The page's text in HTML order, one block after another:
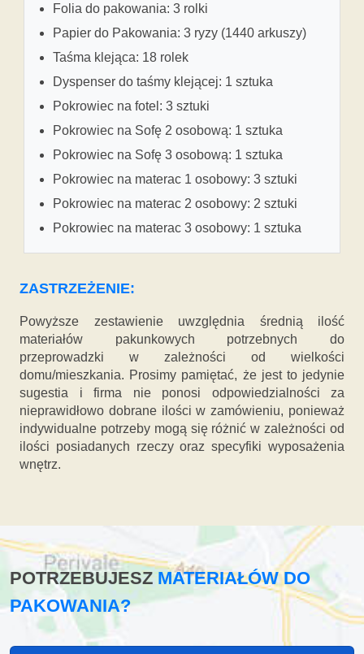
Folia do pakowania: 3 rolki
Papier do Pakowania: 3 ryzy (1440 arkuszy)
Taśma klejąca: 18 rolek
Dyspenser do taśmy klejącej: 1 sztuka
Pokrowiec na fotel: 3 sztuki
Pokrowiec na Sofę 2 osobową: 1 sztuka
Pokrowiec na Sofę 3 osobową: 1 sztuka
Pokrowiec na materac 1 osobowy: 3 sztuki
Pokrowiec na materac 2 osobowy: 2 sztuki
Pokrowiec na materac 3 osobowy: 1 sztuka
ZASTRZEŻENIE:
Powyższe zestawienie uwzględnia średnią ilość
materiałów pakunkowych potrzebnych do
przeprowadzki w zależności od wielkości
domu/mieszkania. Prosimy pamiętać, że jest to jedynie
sugestia i firma nie ponosi odpowiedzialności za
nieprawidłowo dobrane ilości w zamówieniu, ponieważ
indywidualne potrzeby mogą się różnić w zależności od
ilości posiadanych rzeczy oraz specyfiki wyposażenia
wnętrz.
POTRZEBUJESZMATERIAŁÓW DO
PAKOWANIA?